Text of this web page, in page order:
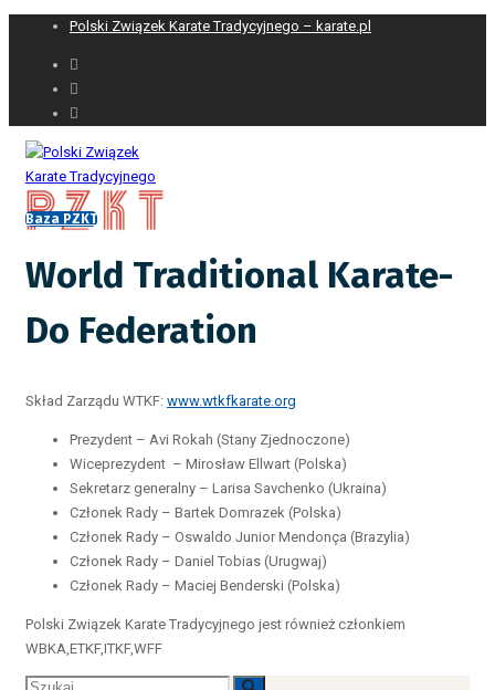
Polski Związek Karate Tradycyjnego – karate.pl
Baza PZKT
World Traditional Karate-
Do Federation
Skład Zarządu WTKF: www.wtkfkarate.org
Prezydent – Avi Rokah (Stany Zjednoczone)
Wiceprezydent – Mirosław Ellwart (Polska)
Sekretarz generalny – Larisa Savchenko (Ukraina)
Członek Rady – Bartek Domrazek (Polska)
Członek Rady – Oswaldo Junior Mendonça (Brazylia)
Członek Rady – Daniel Tobias (Urugwaj)
Członek Rady – Maciej Benderski (Polska)
Polski Związek Karate Tradycyjnego jest również członkiem
WBKA,ETKF,ITKF,WFF